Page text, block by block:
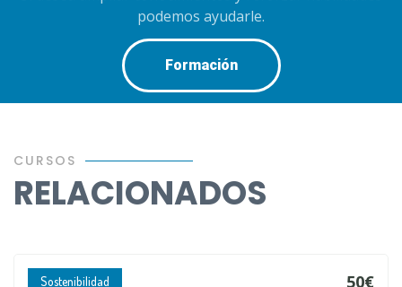
podemos ayudarle.
Formación
CURSOS
RELACIONADOS
Sostenibilidad 50€